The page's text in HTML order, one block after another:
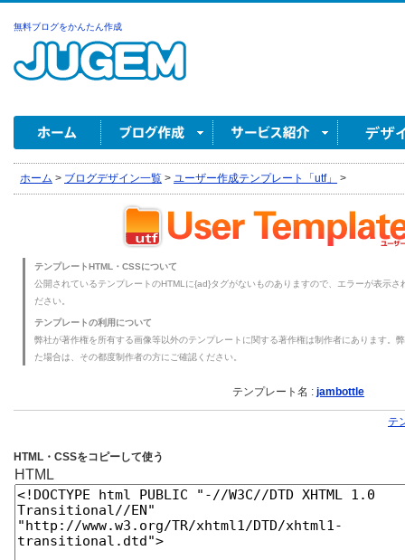
無料ブログをかんたん作成
ホーム > ブログデザイン一覧 > ユーザー作成テンプレート「utf」 >
テンプレートHTML・CSSについて
公開されているテンプレートのHTMLに{ad}タグがないものありますので、エラーが表示
ださい。
テンプレートの利用について
弊社が著作権を所有する画像等以外のテンプレートに関する著作権は制作者にあります。
た場合は、その都度制作者の方にご確認ください。
テンプレート名 : jambottle
テ
HTML・CSSをコピーして使う
HTML